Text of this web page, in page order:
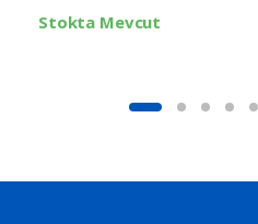
Stokta Mevcut